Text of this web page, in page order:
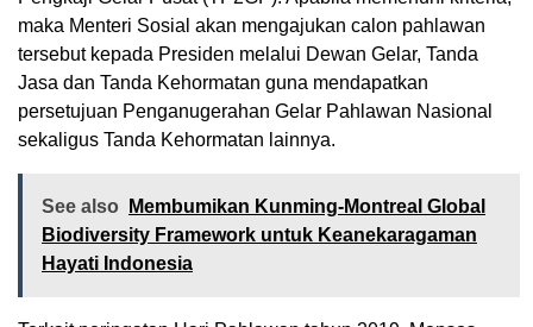
maka Menteri Sosial akan mengajukan calon pahlawan
tersebut kepada Presiden melalui Dewan Gelar, Tanda
Jasa dan Tanda Kehormatan guna mendapatkan
persetujuan Penganugerahan Gelar Pahlawan Nasional
sekaligus Tanda Kehormatan lainnya.
See also
Membumikan Kunming-Montreal Global
Biodiversity Framework untuk Keanekaragaman
Hayati Indonesia